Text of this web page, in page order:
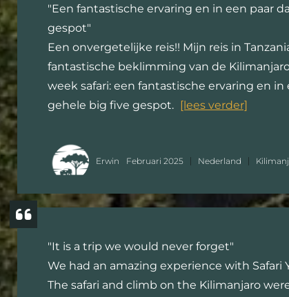
"Een fantastische ervaring en in een paar
gespot"
Een onvergetelijke reis!! Mijn reis in
fantastische beklimming van de
week safari: een fantastische ervaring en in
gehele big five gespot. [lees verder]
Erwin Februari 2025 Nederland
"It is a trip we would never forget"
We had an amazing experience with Safari
The safari and climb on the Kilimanjaro